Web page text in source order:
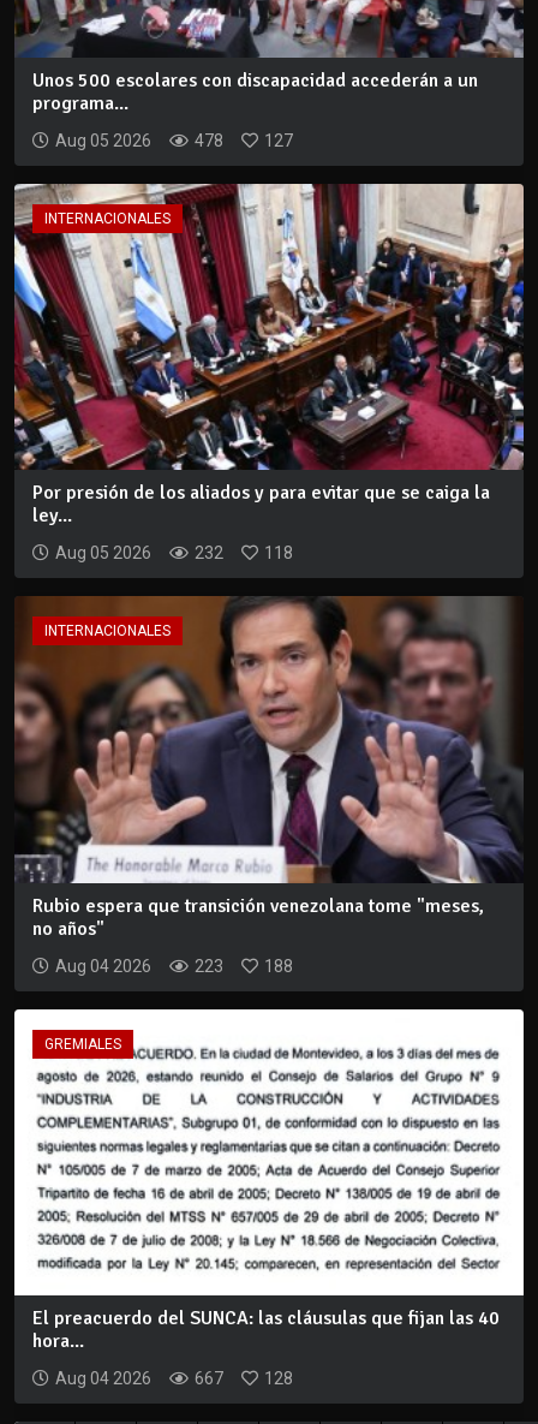
Unos 500 escolares con discapacidad accederán a un
programa...
Aug 05 2026 478 127
INTERNACIONALES
Por presión de los aliados y para evitar que se caiga la
ley...
Aug 05 2026 232 118
INTERNACIONALES
Rubio espera que transición venezolana tome "meses,
no años"
Aug 04 2026 223 188
GREMIALES
El preacuerdo del SUNCA: las cláusulas que fijan las 40
hora...
Aug 04 2026 667 128